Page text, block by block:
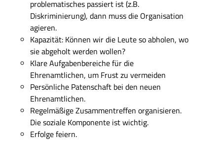
problematisches passiert ist(z.B.
Diskriminierung), dann mussdie Organisation
agieren.
Kapazität: Können wir die Leute so abholen, wo
sie abgeholt werden wollen?
Klare Aufgabenbereichefür die
Ehrenamtlichen, um Frust zu vermeiden
Persönliche Patenschaft bei den neuen
Ehrenamtlichen.
Regelmäßige Zusammentreffen organisieren.
Diesoziale Komponente ist wichtig.
Erfolge feiern.